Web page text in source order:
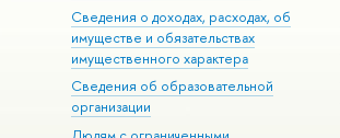
Сведения о доходах, расходах, об
имуществе и обязательствах
имущественного характера
Сведения об образовательной
организации